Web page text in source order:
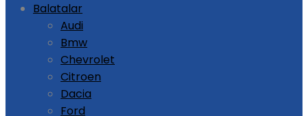
Balatalar
Audi
Bmw
Chevrolet
Citroen
Dacia
Ford